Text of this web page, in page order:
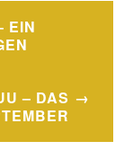
EIN
– DAS